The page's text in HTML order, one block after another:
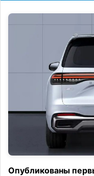
Опубликованы